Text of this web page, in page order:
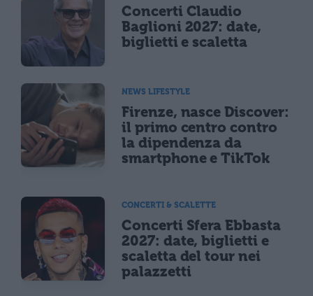
Concerti Claudio
Baglioni 2027: date,
biglietti e scaletta
NEWS LIFESTYLE
Firenze, nasce Discover:
il primo centro contro
la dipendenza da
smartphone e TikTok
CONCERTI & SCALETTE
Concerti Sfera Ebbasta
2027: date, biglietti e
scaletta del tour nei
palazzetti